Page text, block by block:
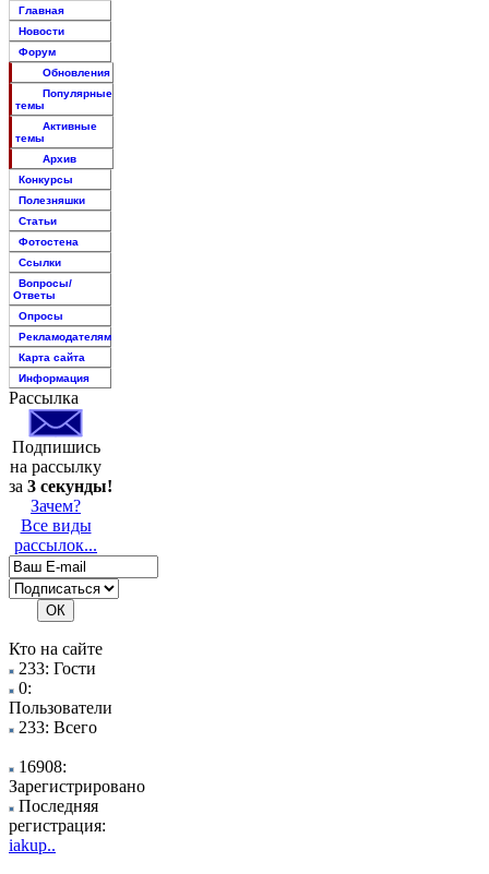
Главная
Новости
Форум
Обновления
Популярные
темы
Активные
темы
Архив
Конкурсы
Полезняшки
Статьи
Фотостена
Ссылки
Вопросы/
Ответы
Опросы
Рекламодателям
Карта сайта
Информация
Рассылка
Подпишись
на рассылку
за 3 секунды!
Зачем?
Все виды
рассылок...
Кто на сайте
233: Гости
0:
Пользователи
233: Всего
16908:
Зарегистрировано
Последняя
регистрация:
iakup..